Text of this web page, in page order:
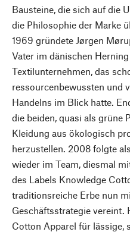
Bausteine, die sich auf die
die Philosophie der Marke
1969 gründete Jørgen
Vater im dänischen
Textilunternehmen, das
ressourcenbewussten und
Handelns im Blick hatte.
die beiden, quasi als grüne
Kleidung aus ökologisch
herzustellen. 2008 folgte
wieder im Team, diesmal
des Labels Knowledge
traditionsreiche Erbe nun
Geschäftsstrategie vereint.
Cotton Apparel für lässige,